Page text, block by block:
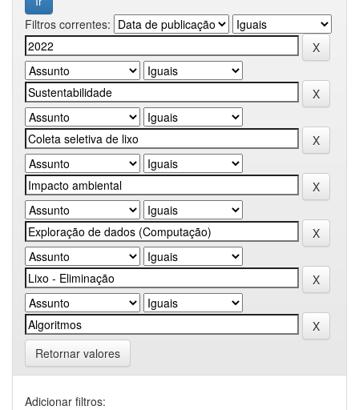
Filtros correntes:
Retornar valores
Adicionar filtros: